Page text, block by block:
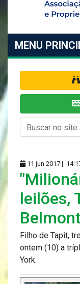
MENU
11 jun 2017 |
leilões,
Filho de Tapit,
ontem (10) a
York.